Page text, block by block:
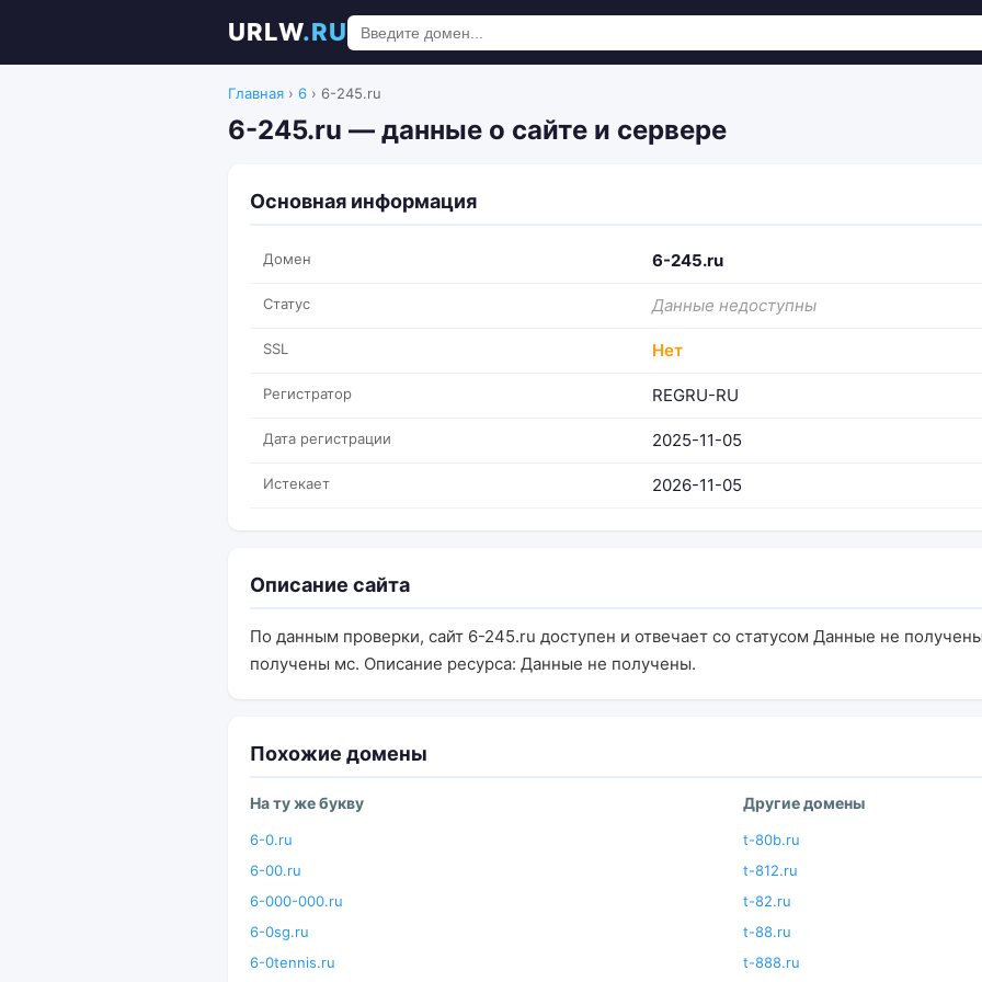
URLW.RU
Главная › 6 › 6-245.ru
6-245.ru — данные о сайте и сервере
Основная информация
Домен 6-245.ru
Статус Данные недоступны
SSL Нет
Регистратор REGRU-RU
Дата регистрации 2025-11-05
Истекает 2026-11-05
Описание сайта
По данным проверки, сайт 6-245.ru доступен и отвечает со статусом Данные не
получены мс. Описание ресурса: Данные не получены.
Похожие домены
На ту же букву
6-0.ru
6-00.ru
6-000-000.ru
6-0sg.ru
6-0tennis.ru
Другие домены
t-80b.ru
t-812.ru
t-82.ru
t-88.ru
t-888.ru